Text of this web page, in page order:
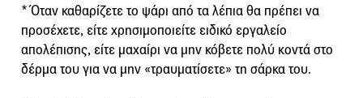
* Όταν καθαρίζετε το ψάρι από τα λέπια θα πρέπει να
προσέχετε, είτε χρησιμοποιείτε ειδικό εργαλείο
απολέπισης, είτε μαχαίρι να μην κόβετε πολύ κοντά στο
δέρμα του για να μην «τραυματίσετε» τη σάρκα του.